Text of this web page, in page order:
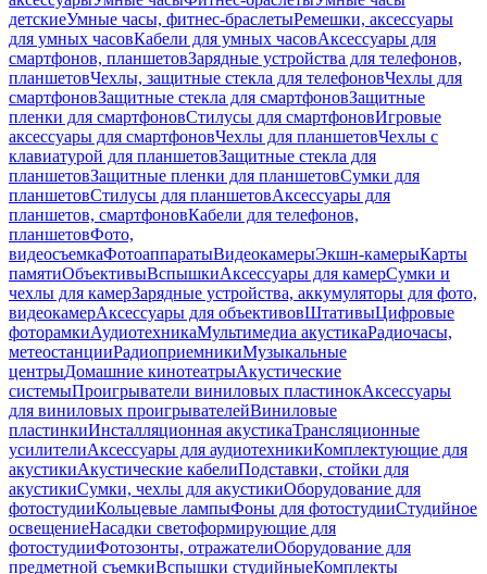
детскиеУмные часы, фитнес-браслетыРемешки, аксессуары
для умных часовКабели для умных часовАксессуары для
смартфонов, планшетовЗарядные устройства для телефонов,
планшетовЧехлы, защитные стекла для телефоновЧехлы для
смартфоновЗащитные стекла для смартфоновЗащитные
пленки для смартфоновСтилусы для смартфоновИгровые
аксессуары для смартфоновЧехлы для планшетовЧехлы с
клавиатурой для планшетовЗащитные стекла для
планшетовЗащитные пленки для планшетовСумки для
планшетовСтилусы для планшетовАксессуары для
планшетов, смартфоновКабели для телефонов,
планшетовФото,
видеосъемкаФотоаппаратыВидеокамерыЭкшн-камерыКарты
памятиОбъективыВспышкиАксессуары для камерСумки и
чехлы для камерЗарядные устройства, аккумуляторы для фото,
видеокамерАксессуары для объективовШтативыЦифровые
фоторамкиАудиотехникаМультимедиа акустикаРадиочасы,
метеостанцииРадиоприемникиМузыкальные
центрыДомашние кинотеатрыАкустические
системыПроигрыватели виниловых пластинокАксессуары
для виниловых проигрывателейВиниловые
пластинкиИнсталляционная акустикаТрансляционные
усилителиАксессуары для аудиотехникиКомплектующие для
акустикиАкустические кабелиПодставки, стойки для
акустикиСумки, чехлы для акустикиОборудование для
фотостудииКольцевые лампыФоны для фотостудииСтудийное
освещениеНасадки светоформирующие для
фотостудииФотозонты, отражателиОборудование для
предметной съемкиВспышки студийныеКомплекты